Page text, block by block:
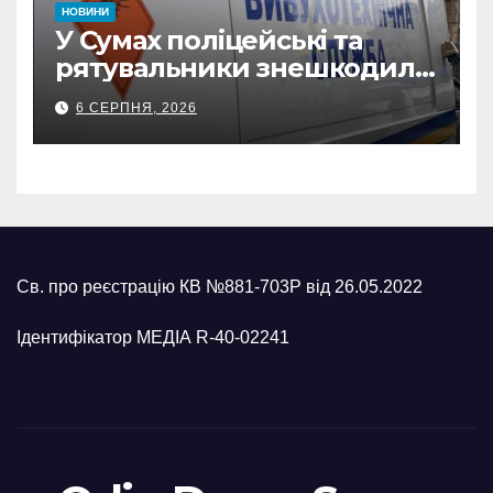
НОВИНИ
У Сумах поліцейські та
рятувальники знешкодили
500-кілограмову авіабомбу
росіян
6 СЕРПНЯ, 2026
Св. про реєстрацію КВ №881-703Р від 26.05.2022
Ідентифікатор МЕДІА R-40-02241